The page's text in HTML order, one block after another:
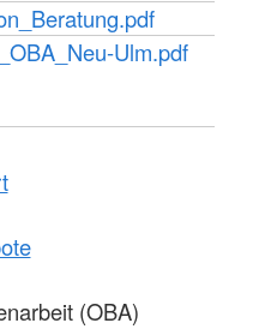
Ulm.pdf
(OBA)